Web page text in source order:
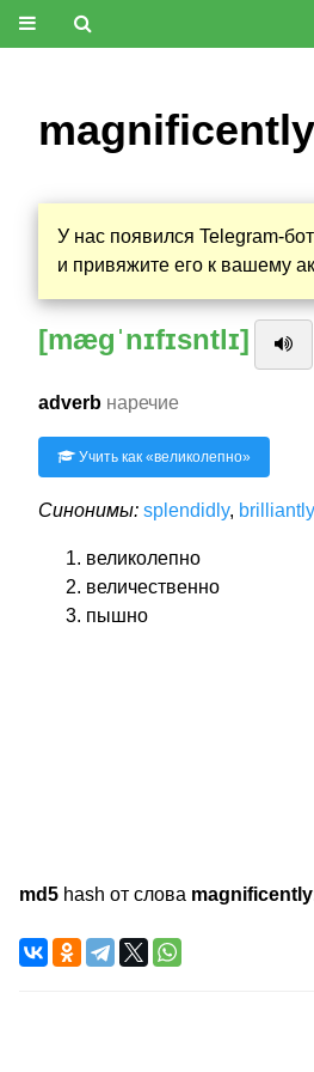
magnificently
У нас появился Telegram-
и привяжите его к вашему
[mægˈnɪfɪsntlɪ]
adverb наречие
Учить как «великолепно»
Синонимы: splendidly, brilliantly
великолепно
величественно
пышно
md5 hash от слова magnificently